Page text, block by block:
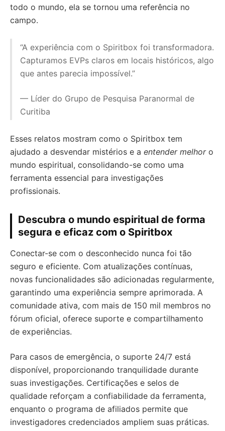
todo o mundo, ela se tornou uma referência no
campo.
“A experiência com o Spiritbox foi transformadora.
Capturamos EVPs claros em locais históricos, algo
que antes parecia impossível.”
— Líder do Grupo de Pesquisa Paranormal de
Curitiba
Esses relatos mostram como o Spiritbox tem
ajudado a desvendar mistérios e a entender melhoro
mundo espiritual, consolidando-se como uma
ferramenta essencial para investigações
profissionais.
Descubra o mundo espiritual de forma
segura e eficaz com o Spiritbox
Conectar-se com o desconhecido nunca foi tão
seguro e eficiente. Com atualizações contínuas,
novas funcionalidades são adicionadas regularmente,
garantindo uma experiência sempre aprimorada. A
comunidade ativa, com mais de 150 mil membros no
fórum oficial, oferece suporte e compartilhamento
de experiências.
Para casos de emergência, o suporte 24/7 está
disponível, proporcionando tranquilidade durante
suas investigações. Certificações e selos de
qualidade reforçam a confiabilidade da ferramenta,
enquanto o programa de afiliados permite que
investigadores credenciados ampliem suas práticas.